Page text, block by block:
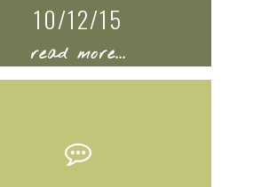
10/12/15
read more...